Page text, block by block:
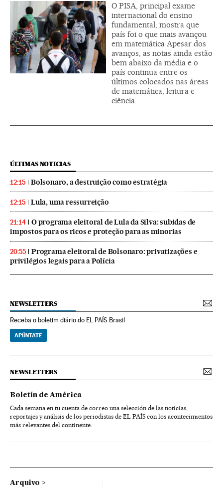
O PISA, principal exame
internacional do ensino
fundamental, mostra que
país foi o que mais avançou
em matemática Apesar dos
avanços, as notas ainda estão
bem abaixo da média e o
país continua entre os
últimos colocados nas áreas
de matemática, leitura e
ciência.
ÚLTIMAS NOTICIAS
12:15 Bolsonaro, a destruição como estratégia
12:15 Lula, uma ressurreição
21:14
O programa eleitoral de Lula da Silva: subidas de
impostos para os ricos e proteção para as minorias
20:55
Programa eleitoral de Bolsonaro: privatizações e
privilégios legais para a Polícia
NEWSLETTERS
Receba o boletim diário do EL PAÍS Brasil
APÚNTATE
NEWSLETTERS
Boletín de América
Cada semana en tu cuenta de correo una selección de las noticias,
reportajes y análisis de los periodistas de EL PAÍS con los acontecimientos
más relevantes del continente.
Arquivo